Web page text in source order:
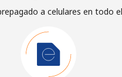
a celulares en todo